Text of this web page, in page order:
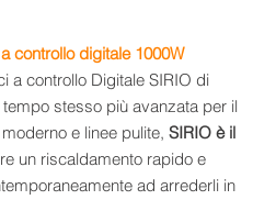
controllo digitale 1000W
a controllo Digitale SIRIO di
stesso più avanzata per il
e linee pulite, SIRIO è il
un riscaldamento rapido e
ad arrederli in